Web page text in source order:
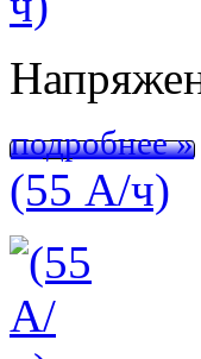
подробнее »
(55 А/ч)